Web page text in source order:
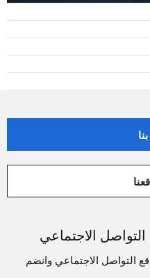
الاجتماعي
التواصل الاجتماعي وانضم